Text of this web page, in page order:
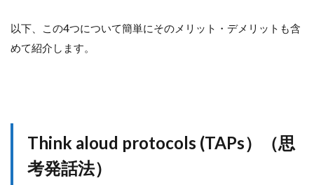
以下、この4つについて簡単にそのメリット・デメリットも含
めて紹介します。
Think aloud protocols (TAPs）（思
考発話法）